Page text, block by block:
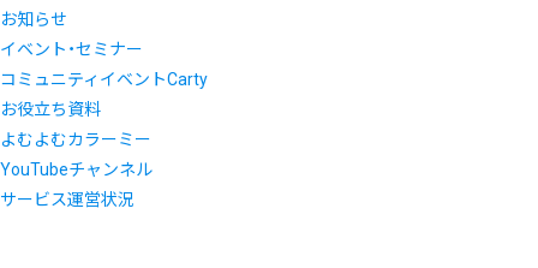
お知らせ
イベント・セミナー
コミュニティイベントCarty
お役立ち資料
よむよむカラーミー
YouTubeチャンネル
サービス運営状況